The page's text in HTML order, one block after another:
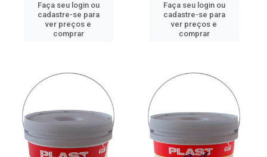
Faça seu login ou
cadastre-se para
ver preços e
comprar
Faça seu login ou
cadastre-se para
ver preços e
comprar